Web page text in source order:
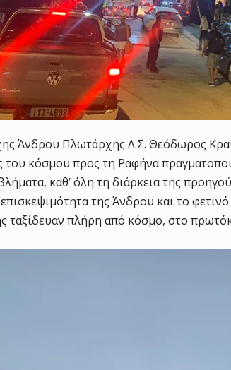
Άνδρου Πλωτάρχης Λ.Σ. Θεόδωρος
του κόσμου προς τη Ραφήνα
καθ’ όλη τη διάρκεια της
της Άνδρου και το
ταξίδευαν πλήρη από κόσμο, στο